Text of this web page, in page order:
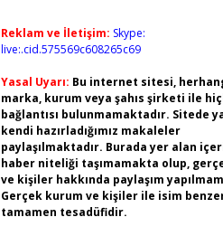
Reklam ve İletişim: Skype:
live:.cid.575569c608265c69
Yasal Uyarı: Bu internet sitesi,
marka, kurum veya şahıs şirketi ile
bağlantısı bulunmamaktadır. Sitede
kendi hazırladığımız makaleler
paylaşılmaktadır. Burada yer alan
haber niteliği taşımamakta olup,
ve kişiler hakkında paylaşım
Gerçek kurum ve kişiler ile isim
tamamen tesadüfidir.